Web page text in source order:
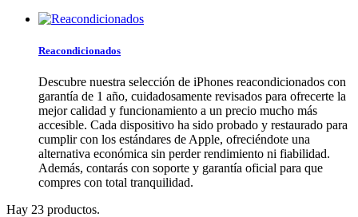
Reacondicionados
Descubre nuestra selección de iPhones reacondicionados con
garantía de 1 año, cuidadosamente revisados para ofrecerte la
mejor calidad y funcionamiento a un precio mucho más
accesible. Cada dispositivo ha sido probado y restaurado para
cumplir con los estándares de Apple, ofreciéndote una
alternativa económica sin perder rendimiento ni fiabilidad.
Además, contarás con soporte y garantía oficial para que
compres con total tranquilidad.
Hay 23 productos.